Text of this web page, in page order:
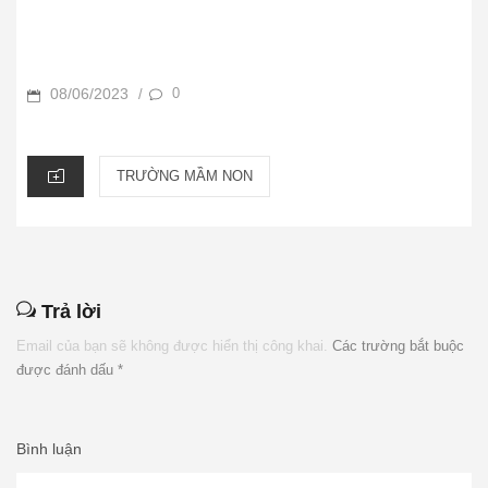
POSTED
08/06/2023 / 0
CATEGORIES
TRƯỜNG MẦM NON
Trả lời
Email của bạn sẽ không được hiển thị công khai. Các trường bắt buộc
được đánh dấu *
Bình luận